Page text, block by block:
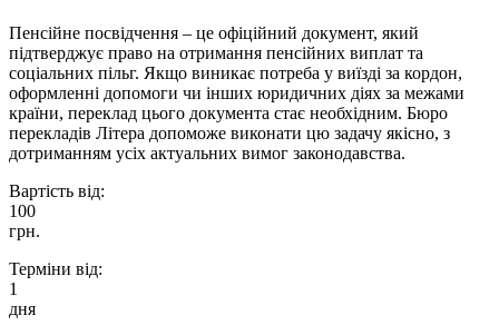
Пенсійне посвідчення – це офіційний документ, який
підтверджує право на отримання пенсійних виплат та
соціальних пільг. Якщо виникає потреба у виїзді за кордон,
оформленні допомоги чи інших юридичних діях за межами
країни, переклад цього документа стає необхідним. Бюро
перекладів Літера допоможе виконати цю задачу якісно, з
дотриманням усіх актуальних вимог законодавства.
Вартість від:
100
грн.
Терміни від:
1
дня